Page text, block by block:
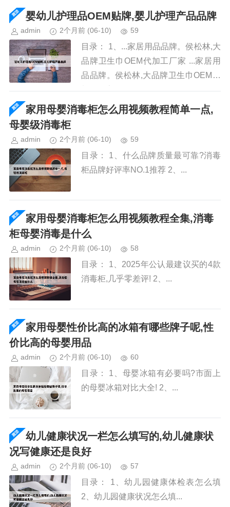
婴幼儿护理品OEM贴牌,婴儿护理产品品牌
admin 2个月前 (06-10) 59
目录： 1、...家居用品品牌。侯松林,大
品牌卫生巾OEM代加工厂家 ...家居用
品品牌。侯松林,大品牌卫生巾OEM代
加工厂家...
家用母婴消毒柜怎么用视频教程简单一点,
母婴级消毒柜
admin 2个月前 (06-10) 59
目录： 1、什么品牌质量最可靠?消毒
柜品牌好评率NO.1推荐 2、...
家用母婴消毒柜怎么用视频教程全集,消毒
柜母婴消毒是什么
admin 2个月前 (06-10) 58
目录： 1、2025年公认最建议买的4款
消毒柜,几乎零差评! 2、...
家用母婴性价比高的冰箱有哪些牌子呢,性
价比高的母婴用品
admin 2个月前 (06-10) 60
目录： 1、母婴冰箱有必要吗?市面上
的母婴冰箱对比大全! 2、...
幼儿健康状况一栏怎么填写的,幼儿健康状
况写健康还是良好
admin 2个月前 (06-10) 57
目录： 1、幼儿园健康体检表怎么填
2、幼儿园健康状况怎么填...